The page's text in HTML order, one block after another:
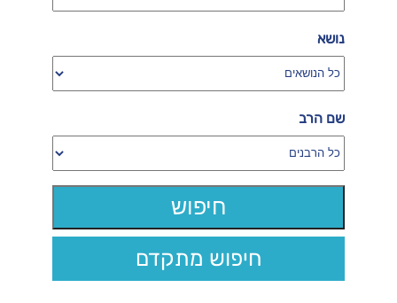
נושא
שם הרב
חיפוש מתקדם